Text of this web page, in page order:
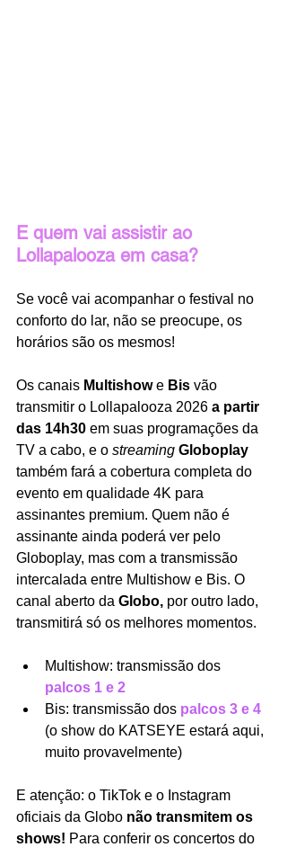
E quem vai assistir ao
Lollapalooza em casa?
Se você vai acompanhar o festival no
conforto do lar, não se preocupe, os
horários são os mesmos!
Os canais Multishow e Bis vão
transmitir o Lollapalooza 2026 a partir
das 14h30 em suas programações da
TV a cabo, e o streaming Globoplay
também fará a cobertura completa do
evento em qualidade 4K para
assinantes premium. Quem não é
assinante ainda poderá ver pelo
Globoplay, mas com a transmissão
intercalada entre Multishow e Bis. O
canal aberto da Globo, por outro lado,
transmitirá só os melhores momentos.
Multishow: transmissão dos
palcos 1 e 2
Bis: transmissão dos palcos 3 e 4
(o show do KATSEYE estará aqui,
muito provavelmente)
E atenção: o TikTok e o Instagram
oficiais da Globo não transmitem os
shows! Para conferir os concertos do